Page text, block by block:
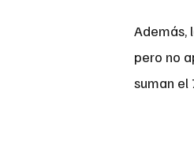
Además,
pero no
suman el